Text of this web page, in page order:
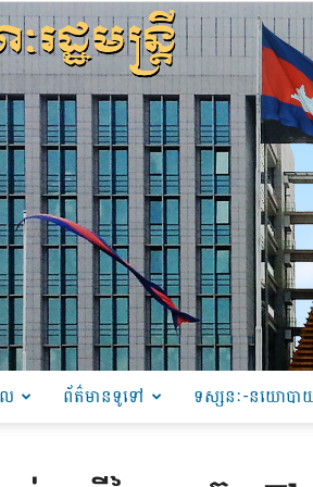
ល ព័ត៌មានទូទៅ ទស្សនៈ-នយោបា